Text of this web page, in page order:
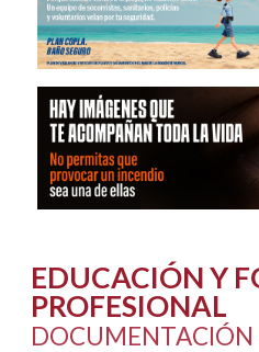
EDUCACIÓN Y
PROFESIONAL
DOCUMENTACIÓN